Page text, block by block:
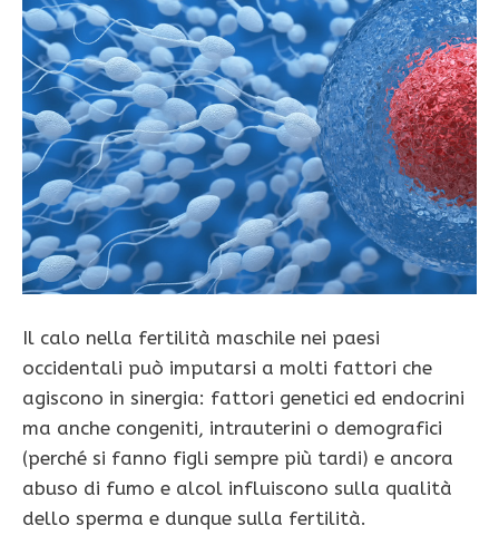
Il calo nella fertilità maschile nei paesi
occidentali può imputarsi a molti fattori che
agiscono in sinergia: fattori genetici ed endocrini
ma anche congeniti, intrauterini o demografici
(perché si fanno figli sempre più tardi) e ancora
abuso di fumo e alcol influiscono sulla qualità
dello sperma e dunque sulla fertilità.